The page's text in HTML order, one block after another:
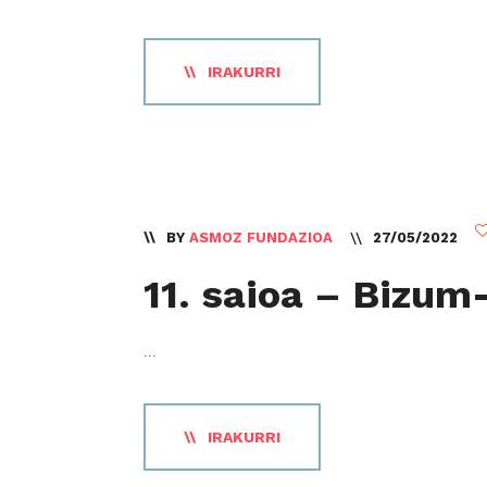
IRAKURRI
BY ASMOZ FUNDAZIOA 27/05/2022
11. saioa –
...
IRAKURRI